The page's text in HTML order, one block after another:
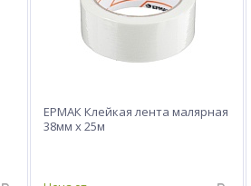
ЕРМАК Клейкая лента малярная
38мм х 25м